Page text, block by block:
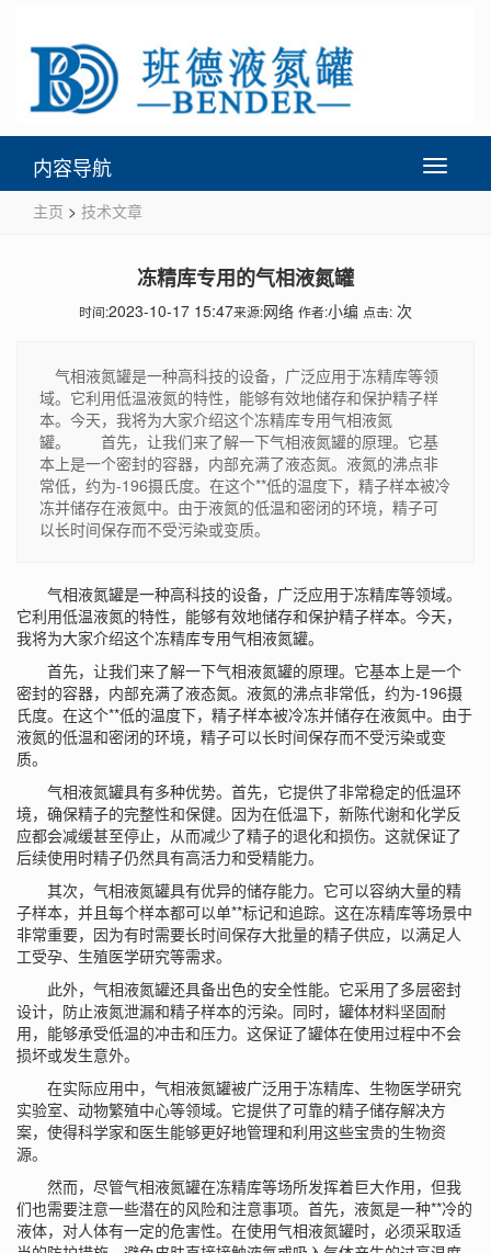
Toggle
内容导航
主页 > 技术文章
冻精库专用的气相液氮罐
时间:2023-10-17 15:47来源:网络 作者:小编 点击: 次
气相液氮罐是一种高科技的设备，广泛应用于冻精库等领
域。它利用低温液氮的特性，能够有效地储存和保护精子样
本。今天，我将为大家介绍这个冻精库专用气相液氮
罐。 首先，让我们来了解一下气相液氮罐的原理。它基
本上是一个密封的容器，内部充满了液态氮。液氮的沸点非
常低，约为-196摄氏度。在这个**低的温度下，精子样本被冷
冻并储存在液氮中。由于液氮的低温和密闭的环境，精子可
以长时间保存而不受污染或变质。
气相液氮罐是一种高科技的设备，广泛应用于冻精库等领域。
它利用低温液氮的特性，能够有效地储存和保护精子样本。今天，
我将为大家介绍这个冻精库专用气相液氮罐。
首先，让我们来了解一下气相液氮罐的原理。它基本上是一个
密封的容器，内部充满了液态氮。液氮的沸点非常低，约为-196摄
氏度。在这个**低的温度下，精子样本被冷冻并储存在液氮中。由于
液氮的低温和密闭的环境，精子可以长时间保存而不受污染或变
质。
气相液氮罐具有多种优势。首先，它提供了非常稳定的低温环
境，确保精子的完整性和保健。因为在低温下，新陈代谢和化学反
应都会减缓甚至停止，从而减少了精子的退化和损伤。这就保证了
后续使用时精子仍然具有高活力和受精能力。
其次，气相液氮罐具有优异的储存能力。它可以容纳大量的精
子样本，并且每个样本都可以单**标记和追踪。这在冻精库等场景中
非常重要，因为有时需要长时间保存大批量的精子供应，以满足人
工受孕、生殖医学研究等需求。
此外，气相液氮罐还具备出色的安全性能。它采用了多层密封
设计，防止液氮泄漏和精子样本的污染。同时，罐体材料坚固耐
用，能够承受低温的冲击和压力。这保证了罐体在使用过程中不会
损坏或发生意外。
在实际应用中，气相液氮罐被广泛用于冻精库、生物医学研究
实验室、动物繁殖中心等领域。它提供了可靠的精子储存解决方
案，使得科学家和医生能够更好地管理和利用这些宝贵的生物资
源。
然而，尽管气相液氮罐在冻精库等场所发挥着巨大作用，但我
们也需要注意一些潜在的风险和注意事项。首先，液氮是一种**冷的
液体，对人体有一定的危害性。在使用气相液氮罐时，必须采取适